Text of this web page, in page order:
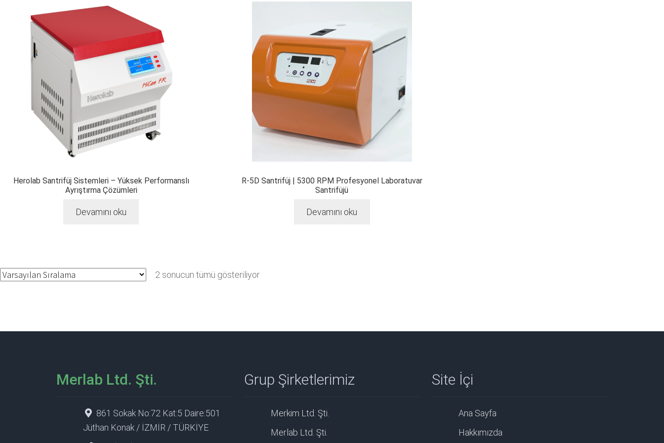
Herolab Santrifüj Sistemleri – Yüksek Performanslı
Ayrıştırma Çözümleri
Devamını oku
R-5D Santrifüj | 5300 RPM Profesyonel Laboratuvar
Santrifüjü
Devamını oku
2 sonucun tümü gösteriliyor
Merlab Ltd. Şti.
861 Sokak No:72 Kat:5 Daire:501
Jüthan Konak / İZMİR / TÜRKİYE
Grup Şirketlerimiz
Merkim Ltd. Şti.
Merlab Ltd. Şti.
Site İçi
Ana Sayfa
Hakkımızda